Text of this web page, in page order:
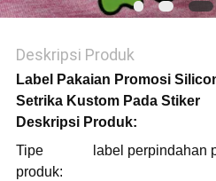
PRIVASI
Deskripsi Produk
Label Pakaian Promosi
Setrika Kustom Pada Stiker
Deskripsi Produk:
Tipe
produk:
label perpindahan